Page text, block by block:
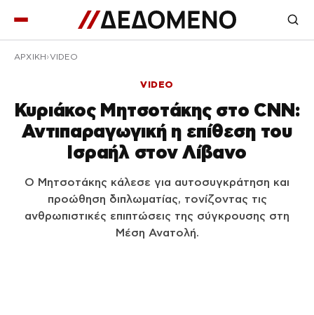
ΑΡΧΙΚΉ VIDEO
VIDEO
Κυριάκος Μητσοτάκης στο CNN:
Αντιπαραγωγική η επίθεση του
Ισραήλ στον Λίβανο
Ο Μητσοτάκης κάλεσε για αυτοσυγκράτηση και
προώθηση διπλωματίας, τονίζοντας τις
ανθρωπιστικές επιπτώσεις της σύγκρουσης στη
Μέση Ανατολή.